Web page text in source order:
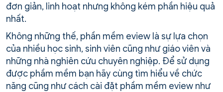
đơn giản, linh hoạt nhưng không kém phần hiệu quả
nhất.
Không những thế, phần mềm eview là sự lựa chọn
của nhiều học sinh, sinh viên cũng như giáo viên và
những nhà nghiên cứu chuyên nghiệp. Để sử dụng
được phầm mềm bạn hãy cùng tìm hiểu về chức
năng cũng như cách cài đặt phầm mềm eview như